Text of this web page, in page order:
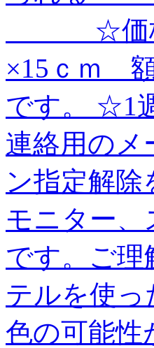
＿＿＿ ☆
×15ｃｍ
です。 ☆1
連絡用のメ
ン指定解
モニター
です。ご
テルを使
色の可能性